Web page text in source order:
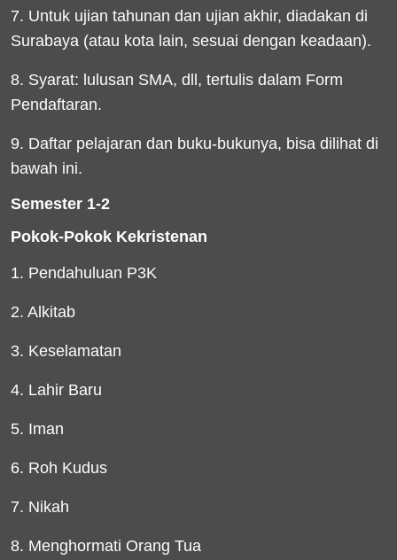
7. Untuk ujian tahunan dan ujian akhir, diadakan di
Surabaya (atau kota lain, sesuai dengan keadaan).
8. Syarat: lulusan SMA, dll, tertulis dalam Form
Pendaftaran.
9. Daftar pelajaran dan buku-bukunya, bisa dilihat di
bawah ini.
Semester 1-2
Pokok-Pokok Kekristenan
1. Pendahuluan P3K
2. Alkitab
3. Keselamatan
4. Lahir Baru
5. Iman
6. Roh Kudus
7. Nikah
8. Menghormati Orang Tua